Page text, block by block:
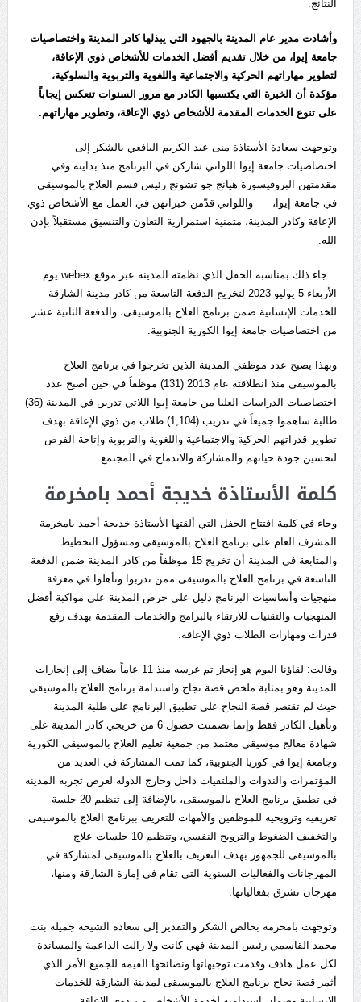
النتائج.
وأشادت مدير عام المدينة بالجهود التي يبذلها كادر المدينة واختصاصيات
جامعة إيوا، من خلال تقديم أفضل الخدمات للأشخاص ذوي الإعاقة،
لتطوير مهاراتهم الحركية والاجتماعية واللغوية والتربوية والسلوكية،
مؤكدة أن الخبرة التي يكتسبها الكادر مع مرور السنوات تنعكس إيجاباً
على تنوع الخدمات المقدمة للأشخاص ذوي الإعاقة، وتطوير مهاراتهم.
وتوجهت سعادة الأستاذة منى عبد الكريم اليافعي بالشكر إلى
اختصاصيات جامعة إيوا اللواتي شاركن في البرنامج منذ بدايته وفي
مقدمتهن البروفيسورة هيانج جو تشونج رئيس قسم العلاج بالموسيقى
في جامعة إيوا، واللواتي قدّمن خبراتهن في العمل مع الأشخاص ذوي
الإعاقة وكادر المدينة، متمنية استمرارية التعاون والتنسيق مستقبلاً بإذن
الله.
جاء ذلك بمناسبة الحفل الذي نظمته المدينة عبر موقع webex يوم
الأربعاء 5 يوليو 2023 لتخريج الدفعة التاسعة من كادر مدينة الشارقة
للخدمات الإنسانية ضمن برنامج العلاج بالموسيقى، والدفعة الثانية عشر
من اختصاصيات جامعة إيوا الكورية الجنوبية.
وبهذا يصبح عدد موظفي المدينة الذين تخرجوا في برنامج العلاج
بالموسيقى منذ انطلاقته عام 2013 (131) موظفاً في حين أصبح عدد
اختصاصيات الدراسات العليا من جامعة إيوا اللاتي تدربن في المدينة (36)
طالبة ساهموا جميعاً في تدريب (1,104) طلاب من ذوي الإعاقة بهدف
تطوير قدراتهم الحركية والاجتماعية واللغوية والتربوية وإتاحة الفرص
لتحسين جودة حياتهم والمشاركة والاندماج في المجتمع.
كلمة الأستاذة خديجة أحمد بامخرمة
وجاء في كلمة افتتاح الحفل التي ألقتها الأستاذة خديجة أحمد بامخرمة
المشرف العام على برنامج العلاج بالموسيقى ومسؤول التخطيط
والمتابعة في المدينة أن تخريج 15 موظفاً من كادر المدينة ضمن الدفعة
التاسعة في برنامج العلاج بالموسيقى ممن تدربوا وتأهلوا في معرفة
منهجيات وأساسيات البرنامج دليل على حرص المدينة على مواكبة أفضل
المنهجيات والتقنيات للارتقاء بالبرامج والخدمات المقدمة بهدف رفع
قدرات ومهارات الطلاب ذوي الإعاقة.
وقالت: لقاؤنا اليوم هو إنجاز تم غرسه منذ 11 عاماً يضاف إلى إنجازات
المدينة وهو بمثابة ملخص قصة نجاح واستدامة برنامج العلاج بالموسيقى
حيث لم تقتصر قصة النجاح على تطبيق البرنامج على طلبة المدينة
وتأهيل الكادر فقط وإنما تضمنت حصول 6 من خريجي كادر المدينة على
شهادة معالج موسيقي معتمد من جمعية تعليم العلاج بالموسيقى الكورية
وجامعة إيوا في كوريا الجنوبية، كما تمت المشاركة في العديد من
المؤتمرات والندوات والملتقيات داخل وخارج الدولة لعرض تجربة المدينة
في تطبيق برنامج العلاج بالموسيقى، بالإضافة إلى تنظيم 20 جلسة
تعريفية وترويحية للموظفين والأمهات للتعريف ببرنامج العلاج بالموسيقى
والتخفيف الضغوط والترويح النفسي، وتنظيم 10 جلسات علاج
بالموسيقى للجمهور بهدف التعريف بالعلاج بالموسيقى لمشاركة في
المهرجانات والفعاليات السنوية التي تقام في إمارة الشارقة ومنها،
مهرجان تشرق بفعالياتها.
وتوجهت بامخرمة بخالص الشكر والتقدير إلى سعادة الشيخة جميلة بنت
محمد القاسمي رئيس المدينة فهي كانت ولا زالت الداعمة والمساندة
لكل عمل هادف وقدمت توجيهاتها ونصائحها القيمة للجميع الأمر الذي
أثمر قصة نجاح برنامج العلاج بالموسيقى لمدينة الشارقة للخدمات